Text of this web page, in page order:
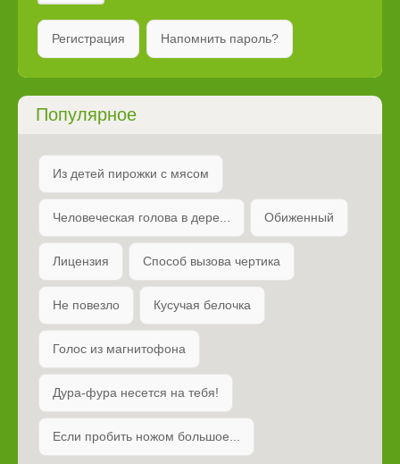
Регистрация Напомнить пароль?
Популярное
Из детей пирожки с мясом
Человеческая голова в дере... Обиженный
Лицензия Способ вызова чертика
Не повезло Кусучая белочка
Голос из магнитофона
Дура-фура несется на тебя!
Если пробить ножом большое...